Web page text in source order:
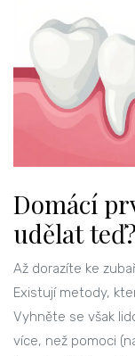
Domácí
udělat teď?
Až dorazíte ke
Existují metody,
Vyhněte se však
více, než pomoci